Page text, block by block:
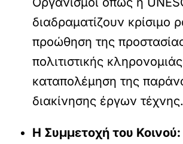
διαδραματίζουν κρίσιμο
προώθηση της
πολιτιστικής
καταπολέμηση της
διακίνησης έργων τέχνης.
Η Συμμετοχή του Κοινού: